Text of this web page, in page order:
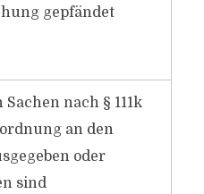
gepfändet
nach § 111k
an den
oder
sind